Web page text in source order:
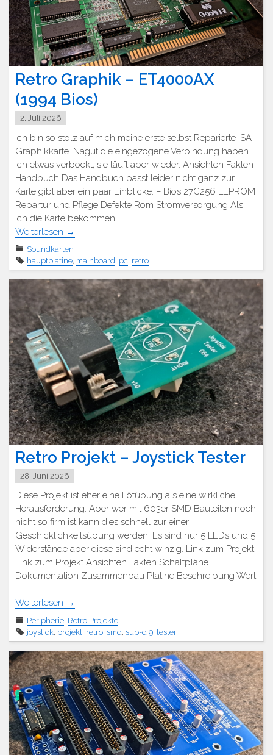
Retro Graphik – ET4000AX
(1994 Bios)
2. Juli 2026
Ich bin so stolz auf mich meine erste selbst Reparierte ISA
Graphikkarte. Nagut die eingezogene Verbindung haben
ich etwas verbockt, sie läuft aber wieder. Ansichten Fakten
Handbuch Das Handbuch passt leider nicht ganz zur
Karte gibt aber ein paar Einblicke. – Bios 27C256 LEPROM
Repartur und Pflege Defekte Rom Stromversorgung Als
ich die Karte bekommen …
Weiterlesen →
Soundkarten
hauptplatine, mainboard, pc, retro
Retro Projekt – Joystick Tester
28. Juni 2026
Diese Projekt ist eher eine Lötübung als eine wirkliche
Herausforderung. Aber wer mit 603er SMD Bauteilen noch
nicht so firm ist kann dies schnell zur einer
Geschicklichkeitsübung werden. Es sind nur 5 LEDs und 5
Widerstände aber diese sind echt winzig. Link zum Projekt
Link zum Projekt Ansichten Fakten Schaltpläne
Dokumentation Zusammenbau Platine Beschreibung Wert
…
Weiterlesen →
Peripherie Retro Projekte
joystick projekt retro smd sub-d 9 tester